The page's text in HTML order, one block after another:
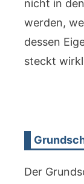
nicht in
werden,
dessen
steckt
Der